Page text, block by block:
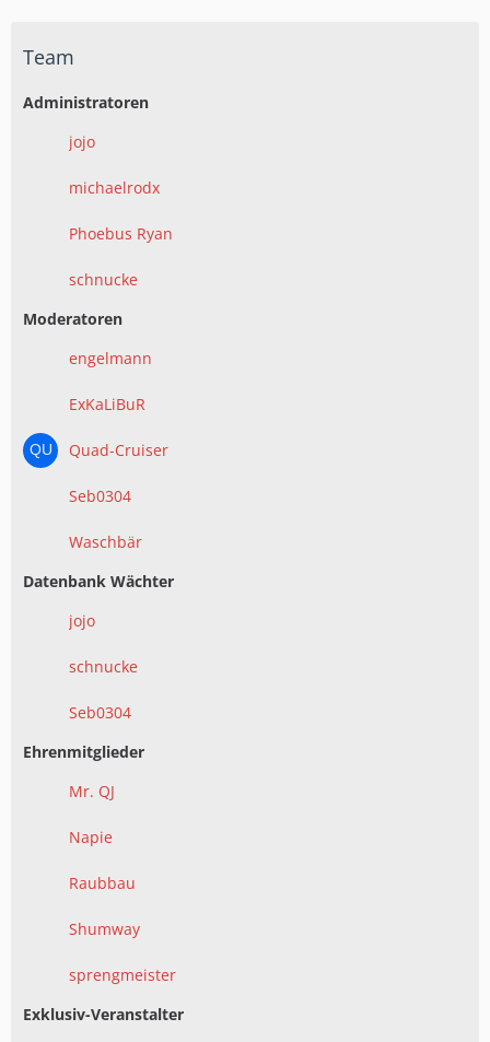
Team
Administratoren
jojo
michaelrodx
Phoebus Ryan
schnucke
Moderatoren
engelmann
ExKaLiBuR
Quad-Cruiser
Seb0304
Waschbär
Datenbank Wächter
jojo
schnucke
Seb0304
Ehrenmitglieder
Mr. QJ
Napie
Raubbau
Shumway
sprengmeister
Exklusiv-Veranstalter